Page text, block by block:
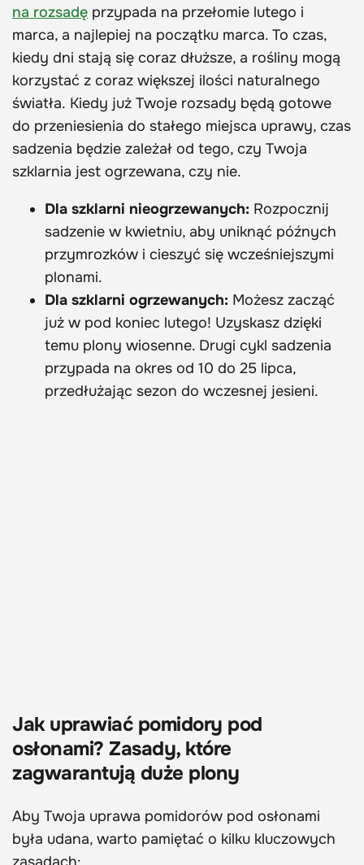
na rozsadę przypada na przełomie lutego i
marca, a najlepiej na początku marca. To czas,
kiedy dni stają się coraz dłuższe, a rośliny mogą
korzystać z coraz większej ilości naturalnego
światła. Kiedy już Twoje rozsady będą gotowe
do przeniesienia do stałego miejsca uprawy, czas
sadzenia będzie zależał od tego, czy Twoja
szklarnia jest ogrzewana, czy nie.
Dla szklarni nieogrzewanych: Rozpocznij
sadzenie w kwietniu, aby uniknąć późnych
przymrozków i cieszyć się wcześniejszymi
plonami.
Dla szklarni ogrzewanych: Możesz zacząć
już w pod koniec lutego! Uzyskasz dzięki
temu plony wiosenne. Drugi cykl sadzenia
przypada na okres od 10 do 25 lipca,
przedłużając sezon do wczesnej jesieni.
Jak uprawiać pomidory pod
osłonami? Zasady, które
zagwarantują duże plony
Aby Twoja uprawa pomidorów pod osłonami
była udana, warto pamiętać o kilku kluczowych